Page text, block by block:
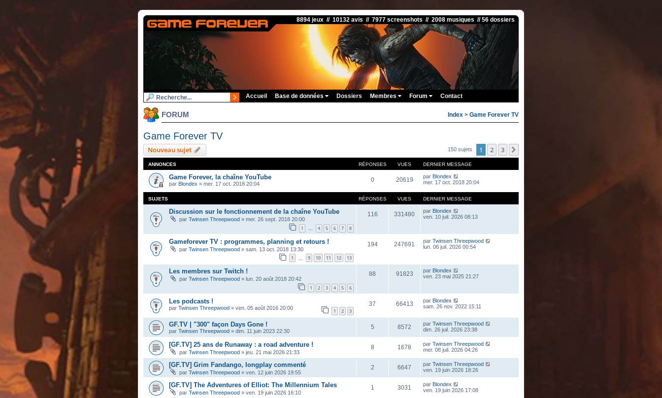
8894 jeux // 10132 avis // 7977 screenshots // 2008 musiques // 56 dossiers
Accueil Base de données Dossiers Membres Forum Contact
FORUM Index > Game Forever TV
Game Forever TV
Nouveau sujet 150 sujets 1 2 3
ANNONCES RÉPONSES VUES DERNIER MESSAGE
Game Forever, la chaîne YouTube
par Blondex » mer. 17 oct. 2018 20:04
0 20619 par Blondex
mer. 17 oct. 2018 20:04
SUJETS RÉPONSES VUES DERNIER MESSAGE
Discussion sur le fonctionnement de la chaîne YouTube
par Twinsen Threepwood » mer. 26 sept. 2018 20:00
1 … 4 5 6 7 8
116 331480 par Blondex
ven. 10 juil. 2026 08:13
Gameforever TV : programmes, planning et retours !
par Twinsen Threepwood » sam. 13 oct. 2018 13:30
1 9 10 11 12 13
194 247691 par Twinsen Threepwood
lun. 06 juil. 2026 00:54
Les membres sur Twitch !
par Twinsen Threepwood » lun. 20 août 2018 20:42
1 2 3 4 5 6
88 91823 par Blondex
ven. 23 mai 2025 21:27
Les podcasts !
par Twinsen Threepwood » ven. 05 août 2016 20:00 1 2 3
37 66413 par Blondex
sam. 26 nov. 2022 15:11
GF.TV | "300" façon Days Gone !
par Twinsen Threepwood » dim. 11 juin 2023 22:30
5 8572 par Twinsen Threepwood
dim. 26 juil. 2026 23:38
[GF.TV] 25 ans de Runaway : a road adventure !
par Twinsen Threepwood » jeu. 21 mai 2026 21:33
8 1678 par Twinsen Threepwood
mer. 08 juil. 2026 04:26
[GF.TV] Grim Fandango, longplay commenté
par Twinsen Threepwood » ven. 12 juin 2026 19:55
2 6647 par Twinsen Threepwood
ven. 19 juin 2026 18:26
[GF.TV] The Adventures of Elliot: The Millennium Tales
par Twinsen Threepwood » ven. 19 juin 2026 16:10
1 3031 par Blondex
ven. 19 juin 2026 17:08